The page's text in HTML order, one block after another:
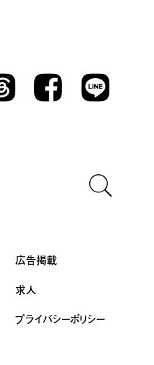
Facebook LINE
広告掲載
求人
プライバシーポリシー